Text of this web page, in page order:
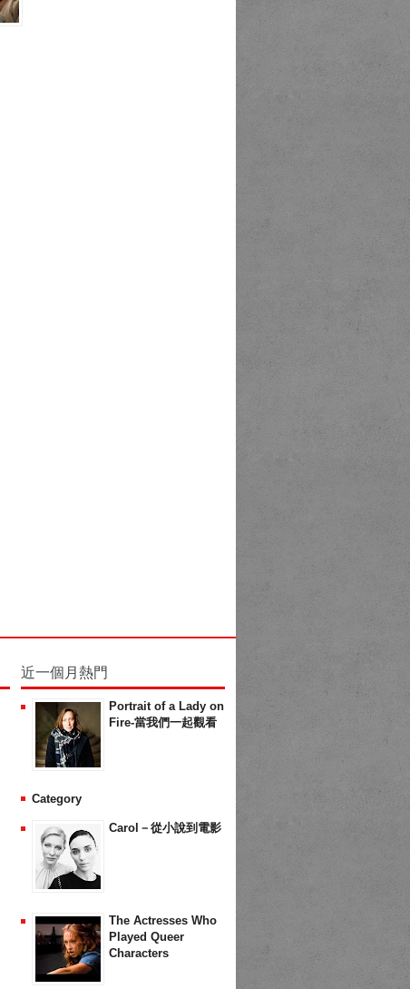
近一個月熱門
Portrait of a Lady on
Fire-當我們一起觀看
Category
Carol－從小說到電影
The Actresses Who
Played Queer
Characters